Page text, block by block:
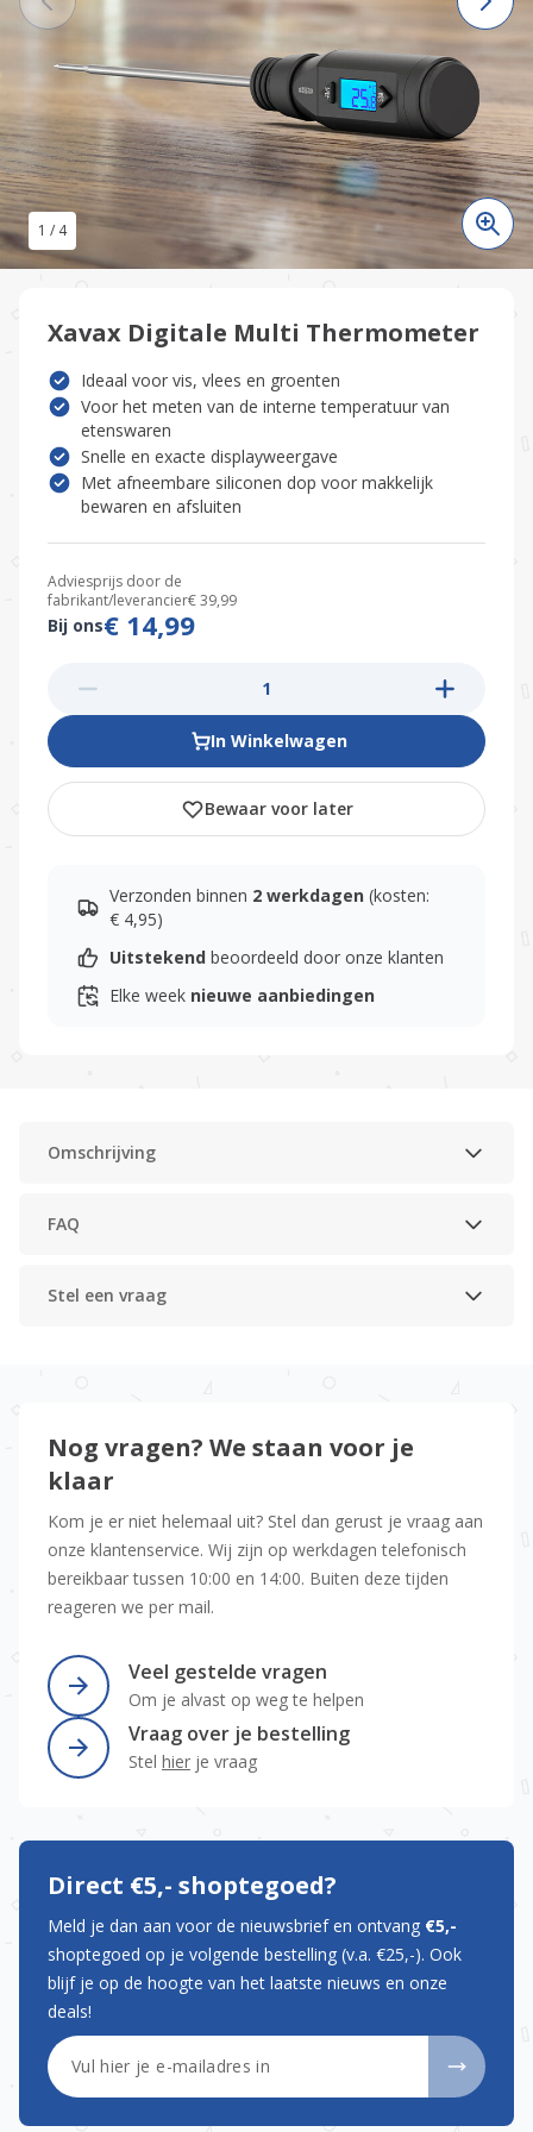
1 / 4
Xavax Digitale Multi Thermometer
Ideaal voor vis, vlees en groenten
Voor het meten van de interne temperatuur van
etenswaren
Snelle en exacte displayweergave
Met afneembare siliconen dop voor makkelijk
bewaren en afsluiten
Adviesprijs door de
fabrikant/leverancier€ 39,99
Bij ons€ 14,99
In Winkelwagen
Bewaar voor later
Verzonden binnen 2 werkdagen (kosten:
€ 4,95)
Uitstekend beoordeeld door onze klanten
Elke week nieuwe aanbiedingen
Omschrijving
FAQ
Stel een vraag
Nog vragen? We staan voor je
klaar
Kom je er niet helemaal uit? Stel dan gerust je vraag aan
onze klantenservice. Wij zijn op werkdagen telefonisch
bereikbaar tussen 10:00 en 14:00. Buiten deze tijden
reageren we per mail.
Veel gestelde vragen
Om je alvast op weg te helpen
Vraag over je bestelling
Stel hier je vraag
Direct €5,- shoptegoed?
Meld je dan aan voor de nieuwsbrief en ontvang €5,-
shoptegoed op je volgende bestelling (v.a. €25,-). Ook
blijf je op de hoogte van het laatste nieuws en onze
deals!
E-mailadres